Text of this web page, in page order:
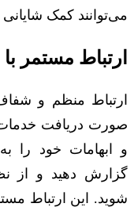
می‌توانند کمک شایانی
ارتباط مستمر
ارتباط منظم و
صورت دریافت
و ابهامات خود را
گزارش دهید و از
شوید. این ارتباط